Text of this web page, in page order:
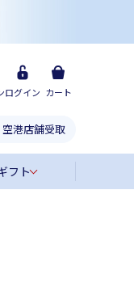
ログイン カート
空港店舗受取
フト